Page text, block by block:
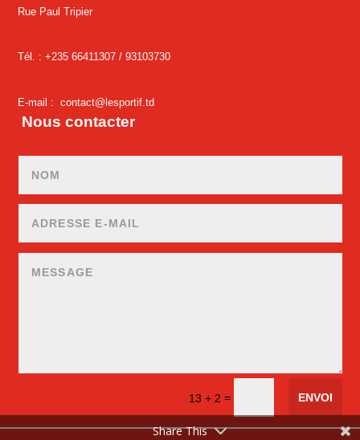
Rue Paul Tripier
Tél. : +235 66411307 /93103730
E-mail :contact@lesportif.td
Nous contacter
13 + 2 = ENVOI
Share This